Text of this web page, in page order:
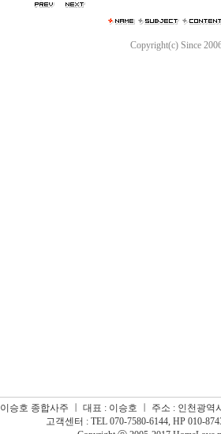
Copyright(c) Since
이승호 종합사주 대표 : 이승호
주소 : 인천광역
고객센터 : TEL 070-7580-6144, HP 010-